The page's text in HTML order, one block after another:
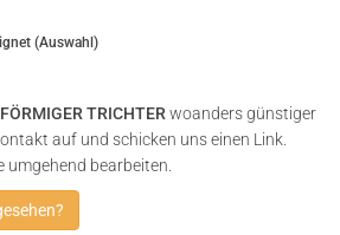
(Auswahl)
TRICHTER woanders günstiger
auf und schicken uns einen Link.
bearbeiten.